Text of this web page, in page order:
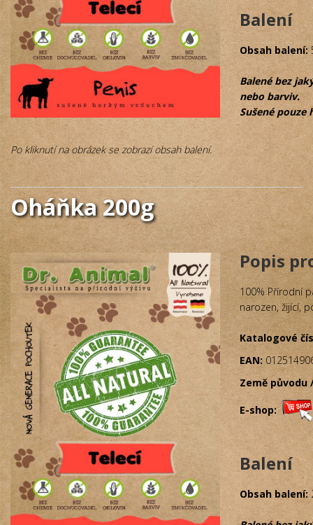
Balení
Obsah balení:
Balené bez
nebo barviv.
Sušené pouze
Po kliknutí na obrázek se zobrazí obsah balení.
Oháňka 200g
Popis
100% Přírodní
narozen, žijící,
Katalogové
EAN:
Země původu
E-shop:
Balení
Obsah balení: